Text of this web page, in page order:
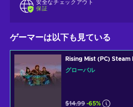
安全なチェックアウト
保証
ゲーマーは以下も見ている
Rising Mist (PC) Steam
グローバル
$14.99 -65%